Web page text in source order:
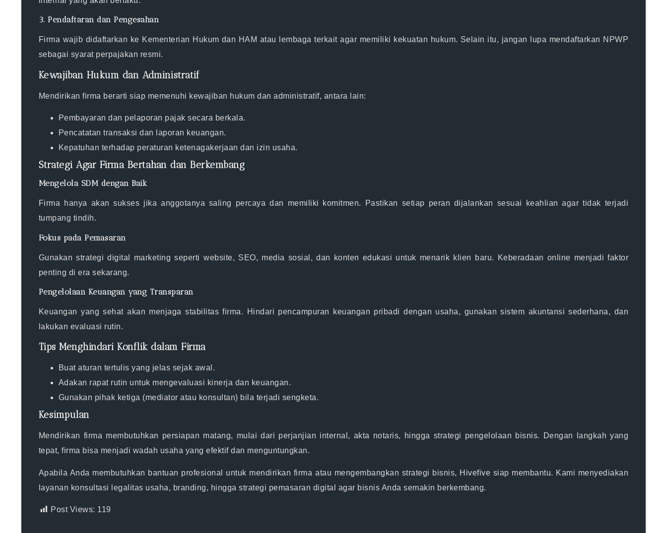
3. Pendaftaran dan Pengesahan
Firma wajib didaftarkan ke Kementerian Hukum dan HAM atau lembaga terkait agar memiliki kekuatan hukum. Selain itu, jangan lupa mendaftarkan NPWP
sebagai syarat perpajakan resmi.
Kewajiban Hukum dan Administratif
Mendirikan firma berarti siap memenuhi kewajiban hukum dan administratif, antara lain:
Pembayaran dan pelaporan pajak secara berkala.
Pencatatan transaksi dan laporan keuangan.
Kepatuhan terhadap peraturan ketenagakerjaan dan izin usaha.
Strategi Agar Firma Bertahan dan Berkembang
Mengelola SDM dengan Baik
Firma hanya akan sukses jika anggotanya saling percaya dan memiliki komitmen. Pastikan setiap peran dijalankan sesuai keahlian agar tidak terjadi
tumpang tindih.
Fokus pada Pemasaran
Gunakan strategi digital marketing seperti website, SEO, media sosial, dan konten edukasi untuk menarik klien baru. Keberadaan online menjadi faktor
penting di era sekarang.
Pengelolaan Keuangan yang Transparan
Keuangan yang sehat akan menjaga stabilitas firma. Hindari pencampuran keuangan pribadi dengan usaha, gunakan sistem akuntansi sederhana, dan
lakukan evaluasi rutin.
Tips Menghindari Konflik dalam Firma
Buat aturan tertulis yang jelas sejak awal.
Adakan rapat rutin untuk mengevaluasi kinerja dan keuangan.
Gunakan pihak ketiga (mediator atau konsultan) bila terjadi sengketa.
Kesimpulan
Mendirikan firma membutuhkan persiapan matang, mulai dari perjanjian internal, akta notaris, hingga strategi pengelolaan bisnis. Dengan langkah yang
tepat, firma bisa menjadi wadah usaha yang efektif dan menguntungkan.
Apabila Anda membutuhkan bantuan profesional untuk mendirikan firma atau mengembangkan strategi bisnis, Hivefive siap membantu. Kami menyediakan
layanan konsultasi legalitas usaha, branding, hingga strategi pemasaran digital agar bisnis Anda semakin berkembang.
Post Views: 119